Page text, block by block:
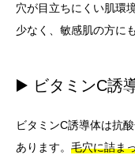
穴が目立ちにくい肌環
少なく、敏感肌の方に
▶️ ビタミンC誘
ビタミンC誘導体は抗
あります。 毛穴に詰ま